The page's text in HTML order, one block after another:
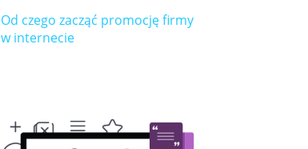
Od czego zacząć promocję firmy
w internecie